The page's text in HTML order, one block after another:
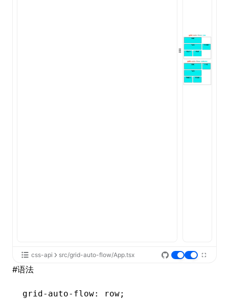
css-api src/grid-auto-flow/App.tsx
#语法
grid-auto-flow: row;